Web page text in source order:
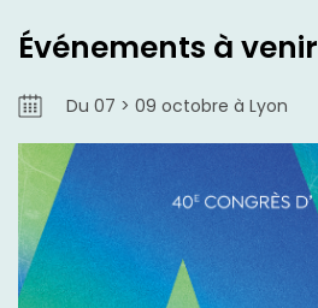
Événements à venir
Du 07 > 09 octobre à Lyon